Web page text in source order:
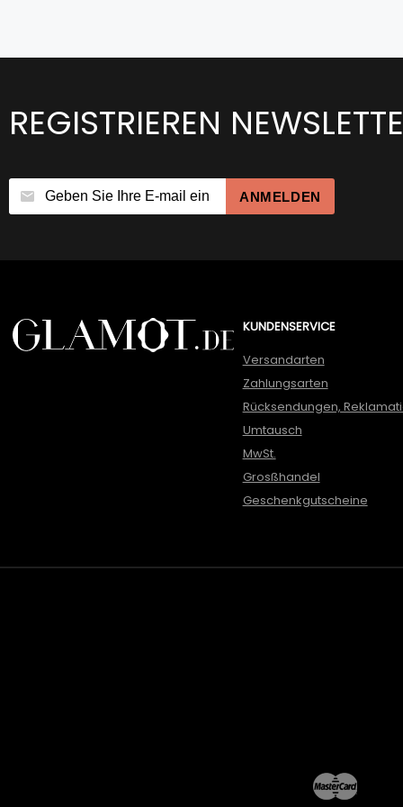
REGISTRIEREN
ANMELDEN
KUNDENSERVICE
Versandarten
Zahlungsarten
Rücksendungen,
Umtausch
MwSt.
Grosßhandel
Geschenkgutscheine